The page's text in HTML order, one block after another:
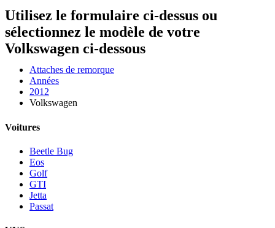
Utilisez le formulaire ci-dessus ou
sélectionnez le modèle de votre
Volkswagen ci-dessous
Attaches de remorque
Années
2012
Volkswagen
Voitures
Beetle Bug
Eos
Golf
GTI
Jetta
Passat